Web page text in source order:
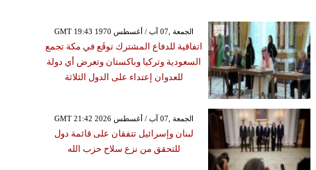
GMT 19:43 1970 الجمعة ,07 آب / أغسطس
اتفاقية للدفاع المشترك توقَع في مكة تجمع
السعودية وتركيا وباكستان وتعرض أي دولة
للعدوان إعتداء على الدول الثلاثة
GMT 21:42 2026 الجمعة ,07 آب / أغسطس
لبنان وإسرائيل تتفقان على قائمة دول
للتحقق من نزع سلاح حزب الله